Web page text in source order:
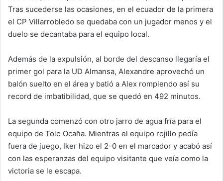
Tras sucederse las ocasiones, en el ecuador de la primera
el CP Villarrobledo se quedaba con un jugador menos y el
duelo se decantaba para el equipo local.
Además de la expulsión, al borde del descanso llegaría el
primer gol para la UD Almansa, Alexandre aprovechó un
balón suelto en el área y batió a Alex rompiendo así su
record de imbatibilidad, que se quedó en 492 minutos.
La segunda comenzó con otro jarro de agua fría para el
equipo de Tolo Ocaña. Mientras el equipo rojillo pedía
fuera de juego, Iker hizo el 2-0 en el marcador y acabó así
con las esperanzas del equipo visitante que veía como la
victoria se le escapa.